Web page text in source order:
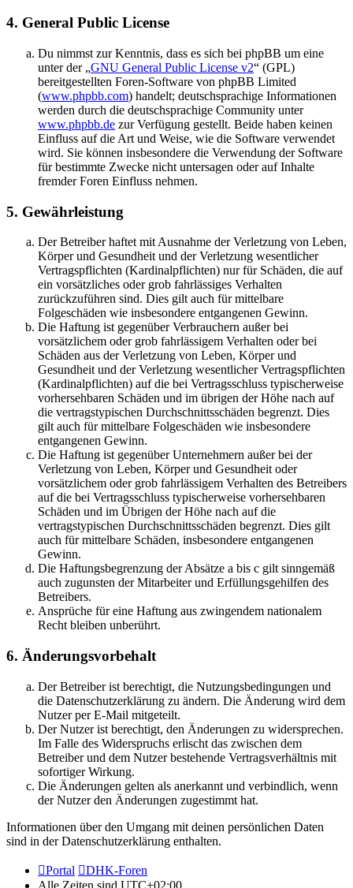
4. General Public License
Du nimmst zur Kenntnis, dass es sich bei phpBB um eine
unter der „GNU General Public License v2“ (GPL)
bereitgestellten Foren-Software von phpBB Limited
(www.phpbb.com) handelt; deutschsprachige Informationen
werden durch die deutschsprachige Community unter
www.phpbb.de zur Verfügung gestellt. Beide haben keinen
Einfluss auf die Art und Weise, wie die Software verwendet
wird. Sie können insbesondere die Verwendung der Software
für bestimmte Zwecke nicht untersagen oder auf Inhalte
fremder Foren Einfluss nehmen.
5. Gewährleistung
Der Betreiber haftet mit Ausnahme der Verletzung von Leben,
Körper und Gesundheit und der Verletzung wesentlicher
Vertragspflichten (Kardinalpflichten) nur für Schäden, die auf
ein vorsätzliches oder grob fahrlässiges Verhalten
zurückzuführen sind. Dies gilt auch für mittelbare
Folgeschäden wie insbesondere entgangenen Gewinn.
Die Haftung ist gegenüber Verbrauchern außer bei
vorsätzlichem oder grob fahrlässigem Verhalten oder bei
Schäden aus der Verletzung von Leben, Körper und
Gesundheit und der Verletzung wesentlicher Vertragspflichten
(Kardinalpflichten) auf die bei Vertragsschluss typischerweise
vorhersehbaren Schäden und im übrigen der Höhe nach auf
die vertragstypischen Durchschnittsschäden begrenzt. Dies
gilt auch für mittelbare Folgeschäden wie insbesondere
entgangenen Gewinn.
Die Haftung ist gegenüber Unternehmern außer bei der
Verletzung von Leben, Körper und Gesundheit oder
vorsätzlichem oder grob fahrlässigem Verhalten des Betreibers
auf die bei Vertragsschluss typischerweise vorhersehbaren
Schäden und im Übrigen der Höhe nach auf die
vertragstypischen Durchschnittsschäden begrenzt. Dies gilt
auch für mittelbare Schäden, insbesondere entgangenen
Gewinn.
Die Haftungsbegrenzung der Absätze a bis c gilt sinngemäß
auch zugunsten der Mitarbeiter und Erfüllungsgehilfen des
Betreibers.
Ansprüche für eine Haftung aus zwingendem nationalem
Recht bleiben unberührt.
6. Änderungsvorbehalt
Der Betreiber ist berechtigt, die Nutzungsbedingungen und
die Datenschutzerklärung zu ändern. Die Änderung wird dem
Nutzer per E-Mail mitgeteilt.
Der Nutzer ist berechtigt, den Änderungen zu widersprechen.
Im Falle des Widerspruchs erlischt das zwischen dem
Betreiber und dem Nutzer bestehende Vertragsverhältnis mit
sofortiger Wirkung.
Die Änderungen gelten als anerkannt und verbindlich, wenn
der Nutzer den Änderungen zugestimmt hat.
Informationen über den Umgang mit deinen persönlichen Daten
sind in der Datenschutzerklärung enthalten.
Portal
DHK-Foren
Alle Zeiten sind UTC+02:00